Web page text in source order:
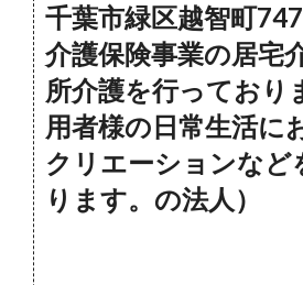
千葉市緑区越智町
介護保険事業の居宅
所介護を行っており
用者様の日常生活に
クリエーションなど
ります。の法人）